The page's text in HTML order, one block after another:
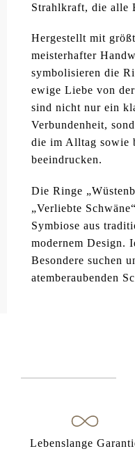
Strahlkraft, die alle
Hergestellt mit
meisterhafter
symbolisieren die
ewige Liebe von
sind nicht nur ein
Verbundenheit,
die im Alltag sowie
beeindrucken.
Die Ringe
„Verliebte
Symbiose aus
modernem Design.
Besondere suchen
atemberaubenden
Lebenslange